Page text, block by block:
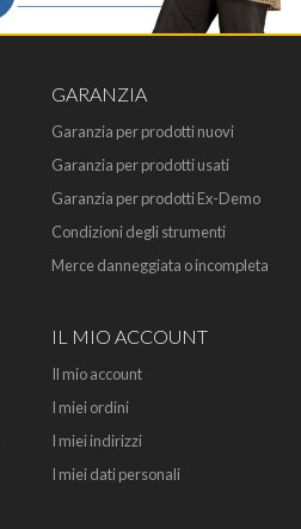
GARANZIA
Garanzia per prodotti nuovi
Garanzia per prodotti usati
Garanzia per prodotti Ex-Demo
Condizioni degli strumenti
Merce danneggiata o incompleta
IL MIO ACCOUNT
Il mio account
I miei ordini
I miei indirizzi
I miei dati personali